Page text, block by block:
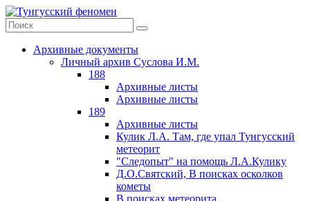
Архивные документы
Личный архив Суслова И.М.
188
Архивные листы
Архивные листы
189
Архивные листы
Кулик Л.А. Там, где упал Тунгусский
метеорит
"Следопыт" на помощь Л.А.Кулику
Д.О.Святский, В поисках осколков
кометы
В поисках метеорита